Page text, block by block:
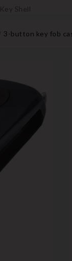
Key Shell
3-button key fob